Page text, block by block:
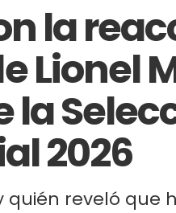
la
Lionel
la
2026
quién reveló